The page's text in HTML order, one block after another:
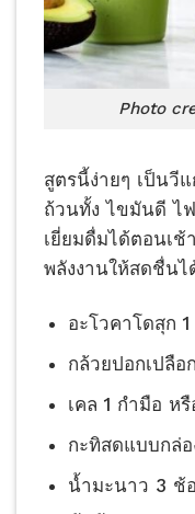
Photo
สูตรนี้ง่ายๆ เป็นวี
ถ้วนทั้ง ไขมันดี ไ
เยี่ยมดื่มได้ตอนเช้
พลังงานให้สดชื่น
อะโวคาโดสุก 1
กล้วยปอกเปลือ
เคล 1 กำมือ หรื
กะทิสดแบบกล่
น้ำมะนาว 3 ช้